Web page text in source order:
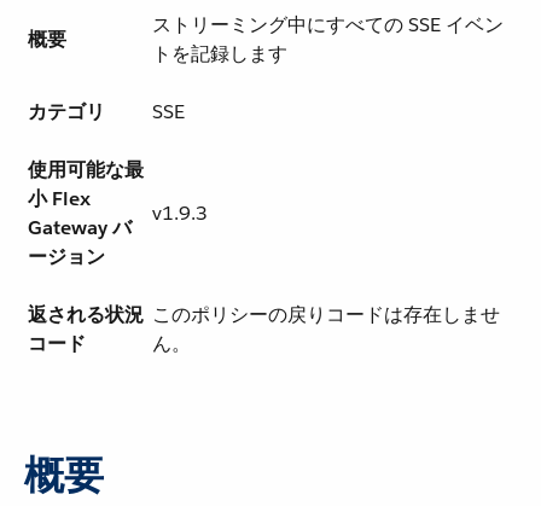
概要
ストリーミング中にすべての SSE イベン
トを記録します
カテゴリ SSE
使用可能な最
小 Flex
Gateway バ
ージョン
v1.9.3
返される状況
コード
このポリシーの戻りコードは存在しませ
ん。
概要